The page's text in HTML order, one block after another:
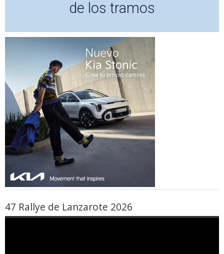
de los tramos
47 Rallye de Lanzarote 2026